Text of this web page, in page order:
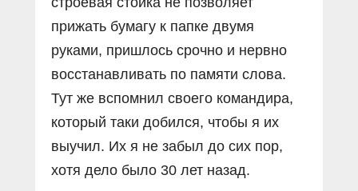
прижать бумагу к папке двумя
руками, пришлось срочно и нервно
восстанавливать по памяти слова.
Тут же вспомнил своего командира,
который таки добился, чтобы я их
выучил. Их я не забыл до сих пор,
хотя дело было 30 лет назад.